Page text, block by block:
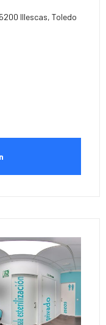
Illescas, Toledo